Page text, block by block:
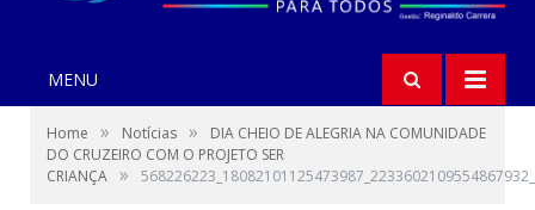
MENU
Home » Notícias »
DIA CHEIO DE ALEGRIA NA COMUNIDADE
DO CRUZEIRO COM O PROJETO SER
CRIANÇA »